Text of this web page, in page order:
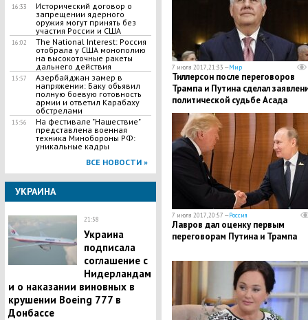
16:33
Исторический договор о
запрещении ядерного
оружия могут принять без
участия России и США
16:02
The National Interest: Россия
отобрала у США монополию
на высокоточные ракеты
дальнего действия
15:57
Азербайджан замер в
напряжении: Баку объявил
полную боевую готовность
армии и ответил Карабаху
обстрелами
15:56
На фестивале "Нашествие"
представлена военная
техника Минобороны РФ:
уникальные кадры
ВСЕ НОВОСТИ »
УКРАИНА
21:58
Укpaина
подписала
coглашение с
Hидерландам
и o наказании виновных в
кpyшении Воeing 777 в
Донбассе
7 июля 2017, 21:33 —Мир
Тиллерсон после переговоров
Трампа и Путина сделал
политической судьбе Асада
7 июля 2017, 20:57 —Россия
Лавров дал оценку первым
переговорам Путина и Трампа